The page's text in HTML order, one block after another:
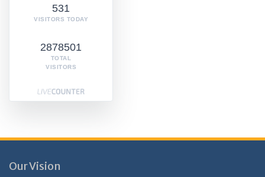
531
VISITORS TODAY
2878501
TOTAL
VISITORS
Our Vision